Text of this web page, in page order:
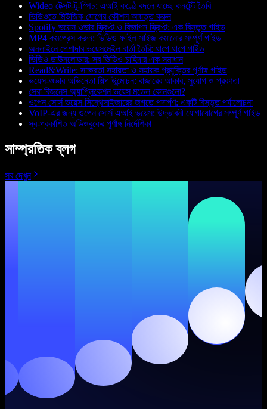
Wideo টেক্সট-টু-স্পিচ: এআই কণ্ঠে বদলে যাচ্ছে কনটেন্ট তৈরি
ভিডিওতে মিউজিক যোগের কৌশল আয়ত্ত করুন
Spotify ভয়েস ওভার স্ক্রিপ্ট ও বিজ্ঞাপন স্ক্রিপ্ট: এক বিস্তৃত গাইড
MP4 কমপ্রেস করুন: ভিডিও ফাইল সাইজ কমানোর সম্পূর্ণ গাইড
অনলাইনে পেশাদার ভয়েসমেইল বার্তা তৈরি: ধাপে ধাপে গাইড
ভিডিও ডাউনলোডার: সব ভিডিও চাহিদার এক সমাধান
Read&Write: সাক্ষরতা সহায়তা ও সহায়ক প্রযুক্তির পূর্ণাঙ্গ গাইড
ভয়েস-ওভার অভিনেতা শিল্প উন্মোচন: বাজারের আকার, সুযোগ ও প্রবণতা
সেরা বিজনেস অ্যাপ্লিকেশন ভয়েস মডেল কোনগুলো?
ওপেন সোর্স ভয়েস সিন্থেসাইজারের জগতে পদার্পণ: একটি বিস্তৃত পর্যালোচনা
VoIP-এর জন্য ওপেন সোর্স এআই ভয়েস: উদ্ভাবনী যোগাযোগের সম্পূর্ণ গাইড
স্ব-প্রকাশিত অডিওবুকের পূর্ণাঙ্গ নির্দেশিকা
সাম্প্রতিক ব্লগ
সব দেখুন